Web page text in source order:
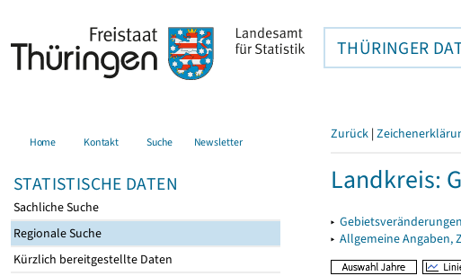
THÜRINGER
Home Kontakt Suche Newsletter
STATISTISCHE DATEN
Sachliche Suche
Regionale Suche
Kürzlich bereitgestellte Daten
Zurück |
Landkreis:
▸
▸ Allgemeine Angaben,